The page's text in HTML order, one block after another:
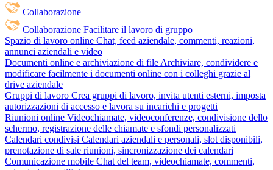
Collaborazione
Collaborazione Facilitare il lavoro di gruppo
Spazio di lavoro online Chat, feed aziendale, commenti, reazioni,
annunci aziendali e video
Documenti online e archiviazione di file Archiviare, condividere e
modificare facilmente i documenti online con i colleghi grazie al
drive aziendale
Gruppi di lavoro Crea gruppi di lavoro, invita utenti esterni, imposta
autorizzazioni di accesso e lavora su incarichi e progetti
Riunioni online Videochiamate, videoconferenze, condivisione dello
schermo, registrazione delle chiamate e sfondi personalizzati
Calendari condivisi Calendari aziendali e personali, slot disponibili,
prenotazione di sale riunioni, sincronizzazione dei calendari
Comunicazione mobile Chat del team, videochiamate, commenti,